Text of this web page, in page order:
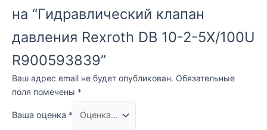
на “Гидравлический клапан
давления Rexroth DB 10-2-5X/100U
R900593839”
Ваш адрес email не будет опубликован. Обязательные
поля помечены *
Ваша оценка *